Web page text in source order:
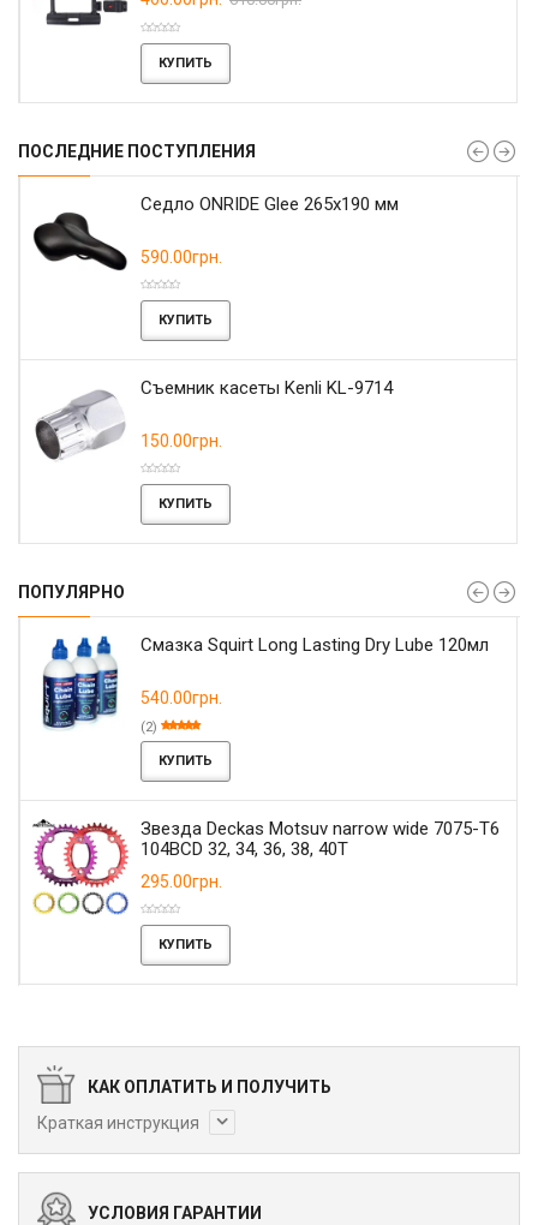
КУПИТЬ
ПОСЛЕДНИЕ ПОСТУПЛЕНИЯ
Седло ONRIDE Glee 265x190 мм
590.00грн.
КУПИТЬ
Съемник касеты Kenli KL-9714
150.00грн.
КУПИТЬ
ПОПУЛЯРНО
Смазка Squirt Long Lasting Dry Lube 120мл
540.00грн.
(2)
КУПИТЬ
Звезда Deckas Motsuv narrow wide 7075-T6
104BCD 32, 34, 36, 38, 40T
295.00грн.
КУПИТЬ
КАК ОПЛАТИТЬ И ПОЛУЧИТЬ
Краткая инструкция
УСЛОВИЯ ГАРАНТИИ